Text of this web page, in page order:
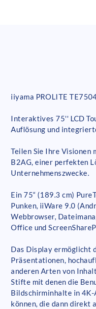
iiyama PROLITE
Interaktives 75'' LCD
Auflösung und
Teilen Sie Ihre Visionen
B2AG, einer perfekten
Unternehmenszwecke.
Ein 75“ (189.3 cm)
Punken, iiWare 9.0
Webbrowser,
Office und
Das Display ermöglicht
Präsentationen,
anderen Arten von
Stifte mit denen die
Bildschirminhalte in
können, die dann direkt